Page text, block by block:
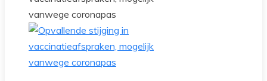
vanwege coronapas